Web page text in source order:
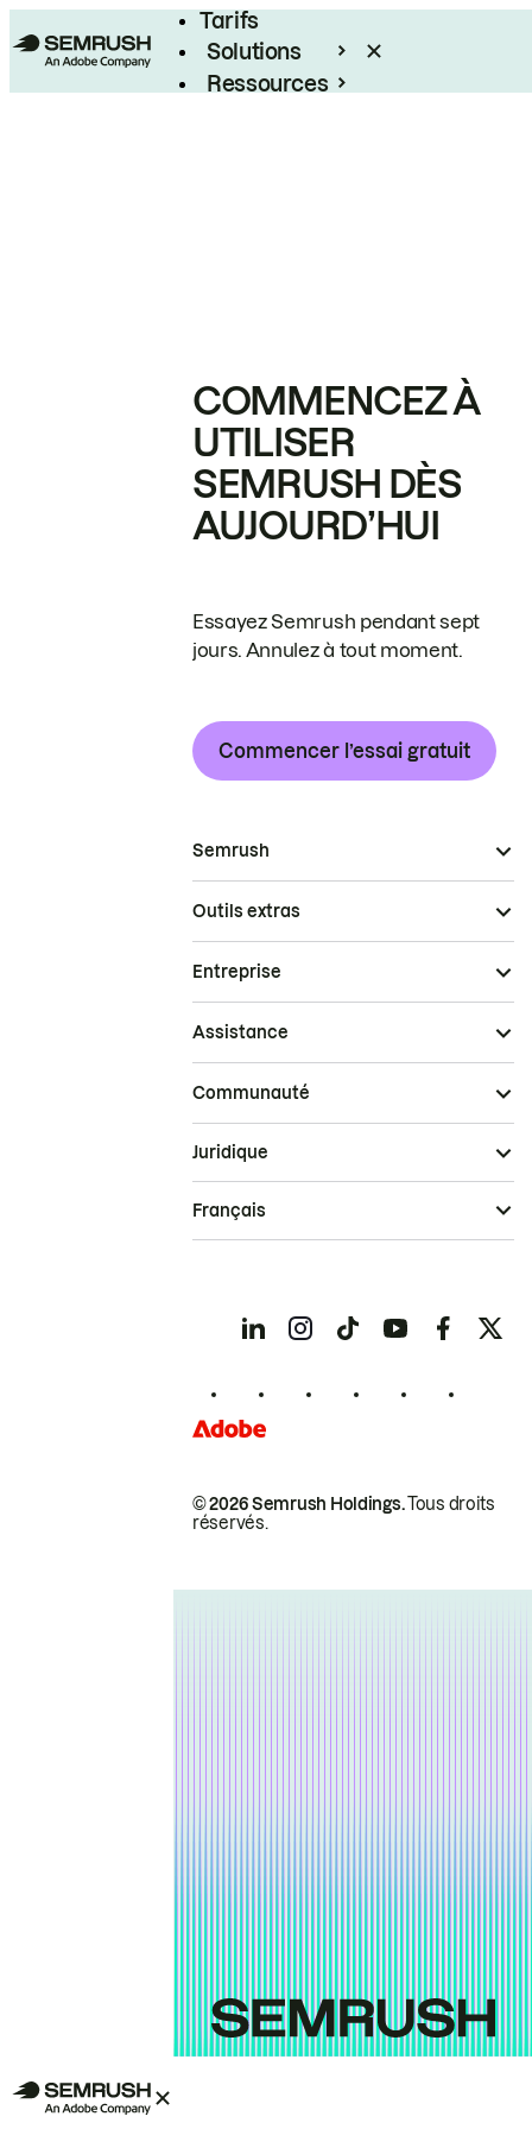
Tarifs
Solutions
Ressources
COMMENCEZ À
UTILISER
SEMRUSH DÈS
AUJOURD’HUI
Essayez Semrush pendant sept
jours. Annulez à tout moment.
Commencer l’essai gratuit
Semrush
Outils extras
Entreprise
Assistance
Communauté
© 2026 Semrush Holdings.Tous droits
réservés.
Juridique
Français